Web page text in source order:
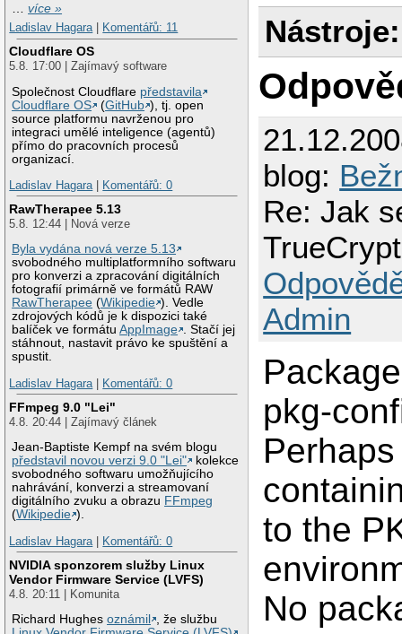
…více »
Ladislav Hagara| Komentářů: 11
Cloudflare OS
5.8. 17:00 | Zajímavý software
Společnost Cloudflare představila
Cloudflare OS
(GitHub ), tj. open
source platformu navrženou pro
integraci umělé inteligence (agentů)
přímo do pracovních procesů
organizací.
Ladislav Hagara| Komentářů: 0
RawTherapee 5.13
5.8. 12:44 | Nová verze
Byla vydána nová verze 5.13
svobodného multiplatformního softwaru
pro konverzi a zpracování digitálních
fotografií primárně ve formátů RAW
RawTherapee (Wikipedie ). Vedle
zdrojových kódů je k dispozici také
balíček ve formátuAppImage . Stačí jej
stáhnout, nastavit právo ke spuštění a
spustit.
Ladislav Hagara| Komentářů: 0
FFmpeg 9.0 "Lei"
4.8. 20:44 | Zajímavý článek
Jean-Baptiste Kempf na svém blogu
představil novou verzi 9.0 "Lei"
kolekce
svobodného softwaru umožňujícího
nahrávání, konverzi a streamovaní
digitálního zvuku a obrazu FFmpeg
(Wikipedie ).
Ladislav Hagara| Komentářů: 0
NVIDIA sponzorem služby Linux
Vendor Firmware Service (LVFS)
4.8. 20:11 | Komunita
Richard Hughesoznámil
, že službu
Perhaps you
to the
No package 'fuse'
Package fuse
to the
No package 'fuse'
Compiling
FuseService.cpp:
FuseService.cpp:
FuseService.cpp:
make: *** [all]
Nástroje:
blog:
Re: Jak
Admin
pkg-
to the
No